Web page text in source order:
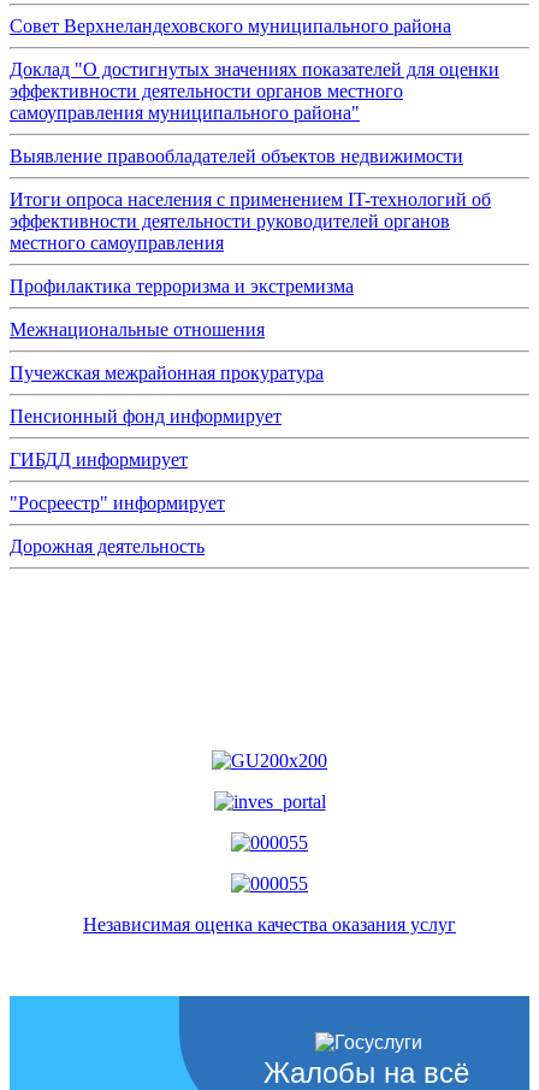
Совет Верхнеландеховского муниципального района
Доклад "О достигнутых значениях показателей для оценки
эффективности деятельности органов местного
самоуправления муниципального района"
Выявление правообладателей объектов недвижимости
Итоги опроса населения с применением IT-технологий об
эффективности деятельности руководителей органов
местного самоуправления
Профилактика терроризма и экстремизма
Межнациональные отношения
Пучежская межрайонная прокуратура
Пенсионный фонд информирует
ГИБДД информирует
"Росреестр" информирует
Дорожная деятельность
Независимая оценка качества оказания услуг
Жалобы на всё